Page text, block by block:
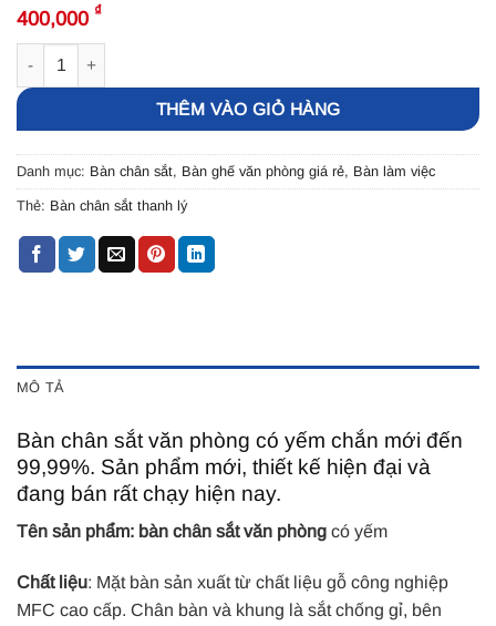
400,000 ₫
THÊM VÀO GIỎ HÀNG
Danh mục: Bàn chân sắt, Bàn ghế văn phòng giá rẻ, Bàn làm việc
Thẻ: Bàn chân sắt thanh lý
MÔ TẢ
Bàn chân sắt văn phòng có yếm chắn mới đến
99,99%. Sản phẩm mới, thiết kế hiện đại và
đang bán rất chạy hiện nay.
Tên sản phẩm: bàn chân sắt văn phòng có yếm
Chất liệu: Mặt bàn sản xuất từ chất liệu gỗ công nghiệp
MFC cao cấp. Chân bàn và khung là sắt chống gỉ, bên